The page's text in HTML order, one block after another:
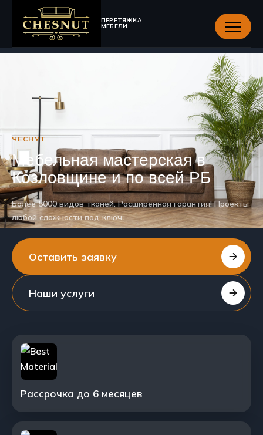
ПЕРЕТЯЖКА
МЕБЕЛИ
ЧЕСНУТ
Мебельная мастерская в
Козловщине и по всей РБ
Более 5000 видов тканей. Расширенная гарантия! Проекты
любой сложности под ключ.
Оставить заявку
Наши услуги
Рассрочка до 6 месяцев